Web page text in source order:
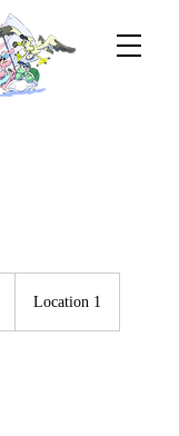
Location 1